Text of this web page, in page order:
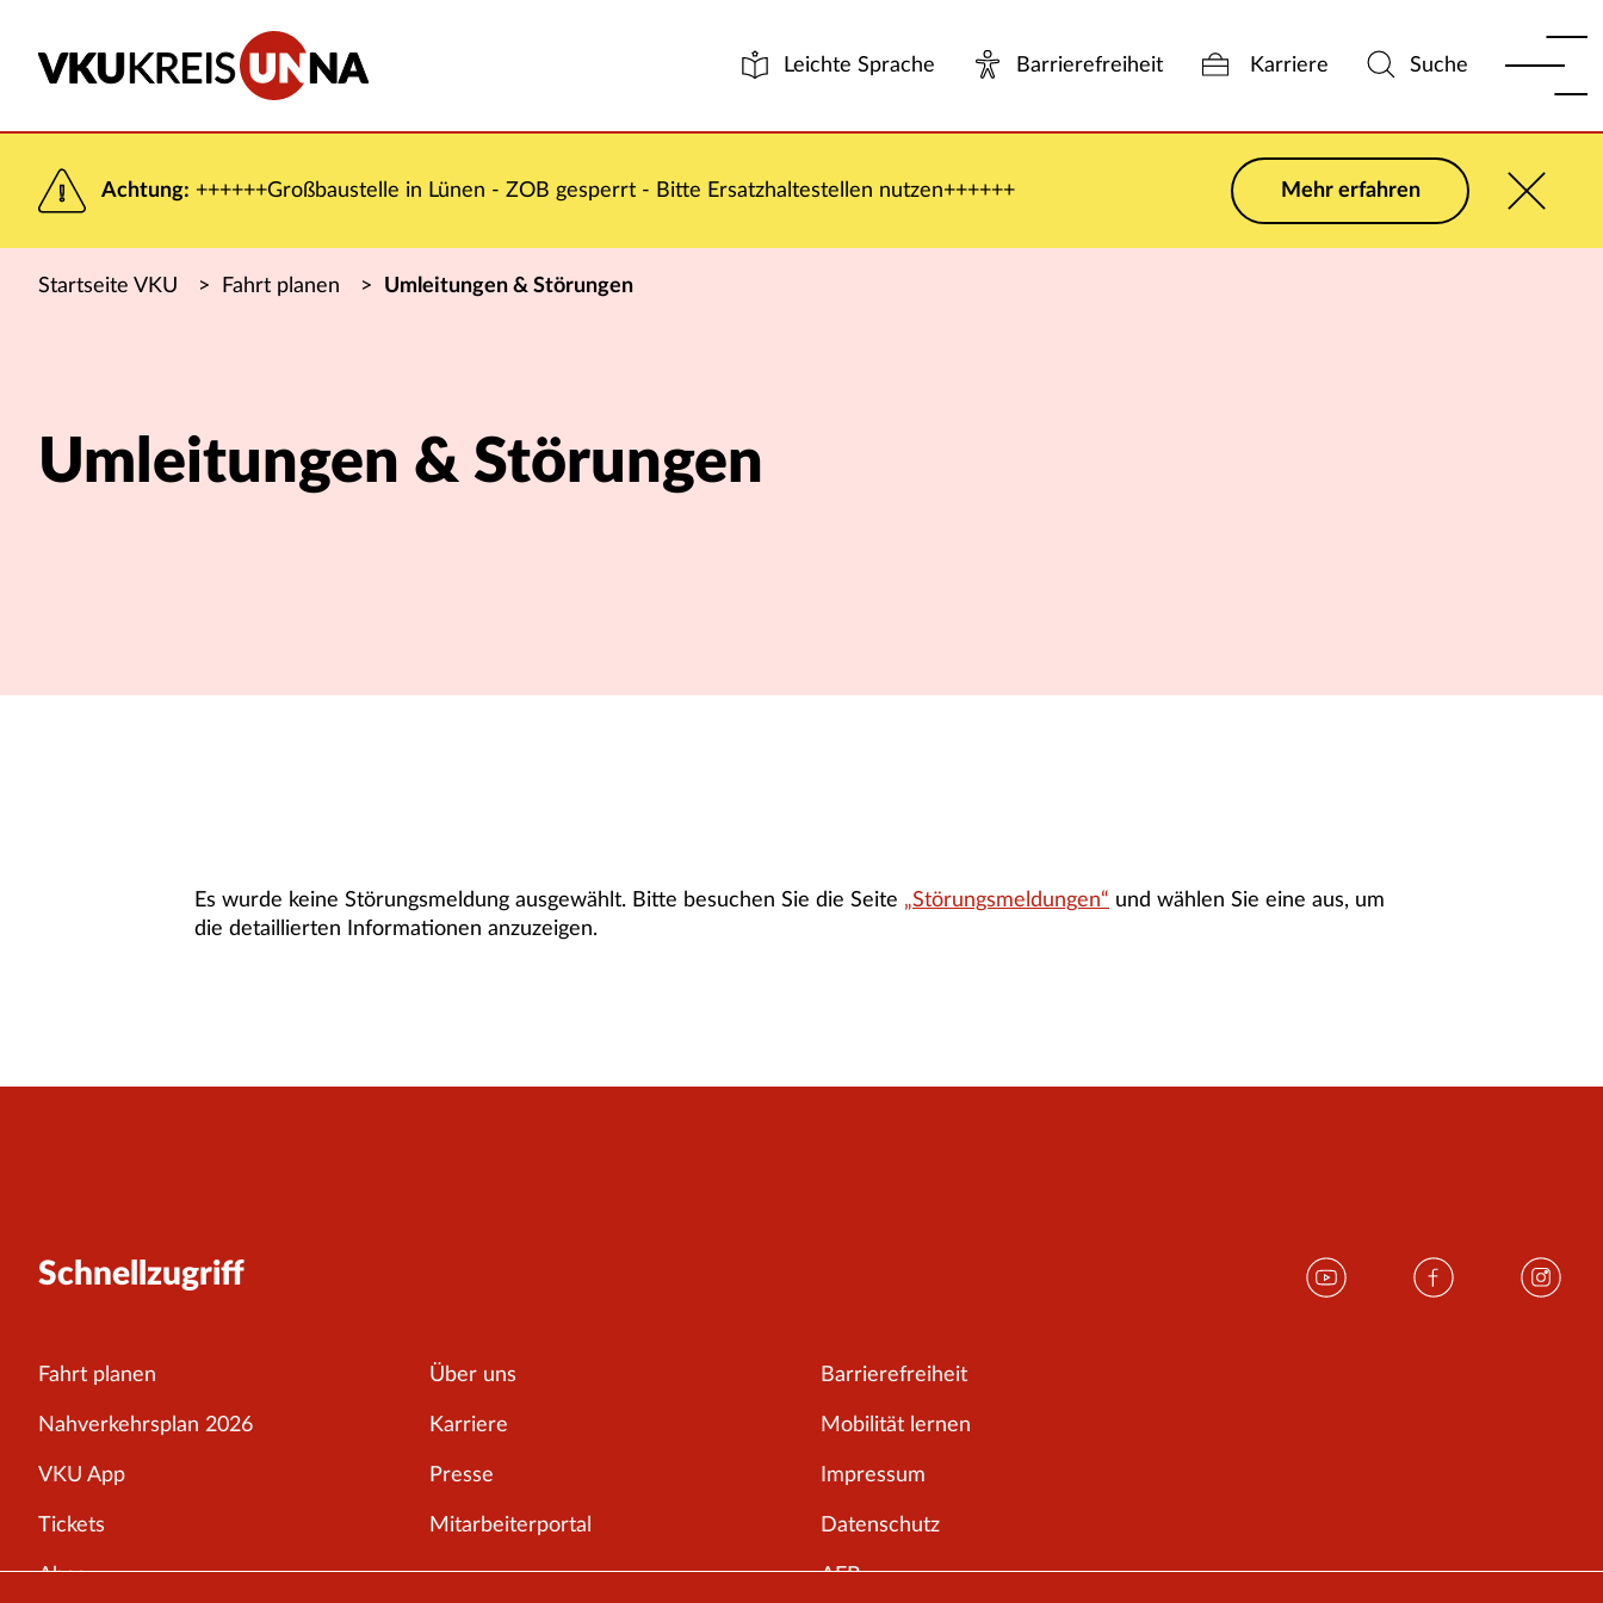
Leichte Sprache Barrierefreiheit Karriere Suche
Achtung: ++++++Großbaustelle in Lünen - ZOB gesperrt - Bitte Ersatzhaltestellen nutzen++++++ Mehr erfahren
Startseite VKU > Fahrt planen > Umleitungen & Störungen
Umleitungen & Störungen
Es wurde keine Störungsmeldung ausgewählt. Bitte besuchen Sie die Seite „Störungsmeldungen“ und wählen Sie eine aus, um
die detaillierten Informationen anzuzeigen.
Schnellzugriff
Fahrt planen
Nahverkehrsplan 2026
VKU App
Tickets
Abos
Über uns
Karriere
Presse
Mitarbeiterportal
Barrierefreiheit
Mobilität lernen
Impressum
Datenschutz
AEB